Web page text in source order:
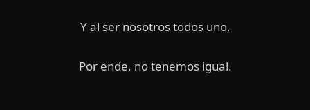
Y al ser nosotros todos uno,
Por ende, no tenemos igual.